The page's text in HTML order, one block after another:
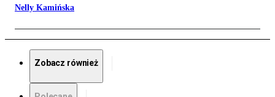
Nelly Kamińska
Zobacz również